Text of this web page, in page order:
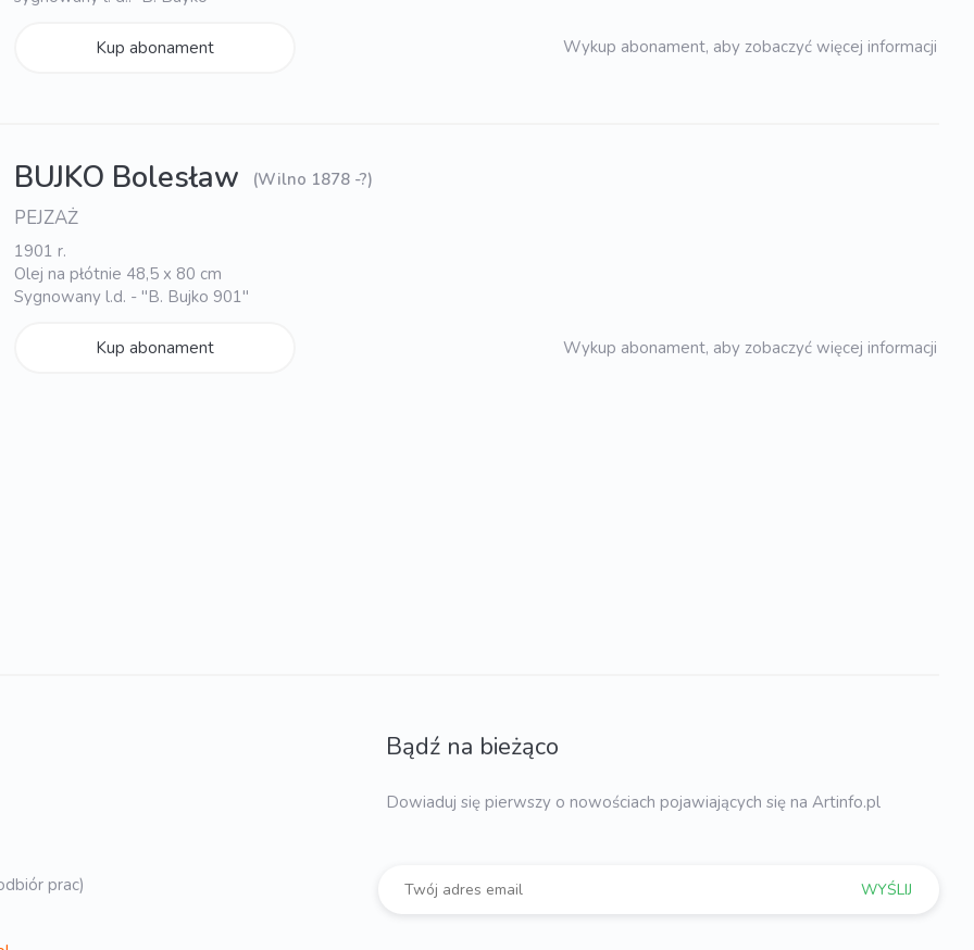
Kup abonament Wykup abonament, aby zobaczyć więcej informacji
BUJKO Bolesław (Wilno 1878 -?)
PEJZAŻ
1901 r.
Olej na płótnie 48,5 x 80 cm
Sygnowany l.d. - "B. Bujko 901"
Kup abonament Wykup abonament, aby zobaczyć więcej informacji
prac)
Bądź na bieżąco
Dowiaduj się pierwszy o nowościach pojawiających się na Artinfo.pl
WYŚLIJ